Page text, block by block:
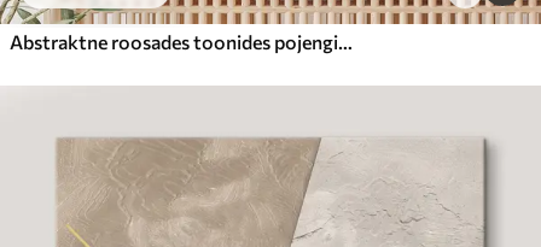
Abstraktne roosades toonides pojengide kimp